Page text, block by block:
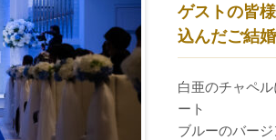
ゲストの皆
込んだご結
白亜のチャペ
ート
ブルーのバー